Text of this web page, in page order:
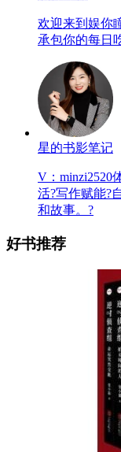
欢迎来到娱你
承包你的每日
星的书影笔记
V：minzi2520
活?写作赋能?
和故事。?
好书推荐